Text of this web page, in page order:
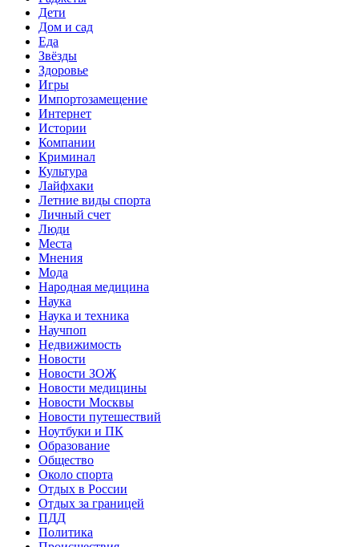
Дети
Дом и сад
Еда
Звёзды
Здоровье
Игры
Импортозамещение
Интернет
Истории
Компании
Криминал
Культура
Лайфхаки
Летние виды спорта
Личный счет
Люди
Места
Мнения
Мода
Народная медицина
Наука
Наука и техника
Научпоп
Недвижимость
Новости
Новости ЗОЖ
Новости медицины
Новости Москвы
Новости путешествий
Ноутбуки и ПК
Образование
Общество
Около спорта
Отдых в России
Отдых за границей
ПДД
Политика